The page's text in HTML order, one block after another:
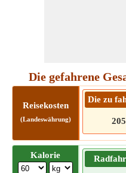
Die gefahrene
Reisekosten
(Landeswährung)
Die zu
205
Kalorie